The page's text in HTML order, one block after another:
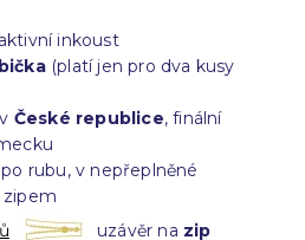
inkoust
(platí jen pro dva kusy
České republice, finální
rubu, v nepřeplněné
zipem
uzávěr na zip